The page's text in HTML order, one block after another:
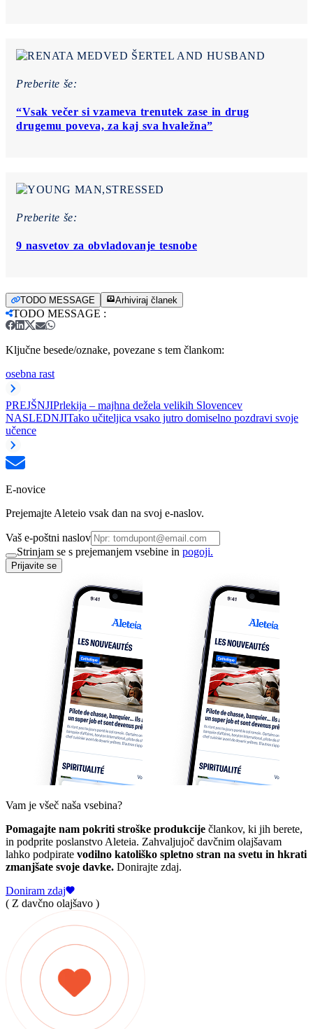
Preberite še:
“Vsak večer si vzameva trenutek zase in drug
drugemu poveva, za kaj sva hvaležna”
Preberite še:
9 nasvetov za obvladovanje tesnobe
TODO MESSAGE Arhiviraj članek
TODO MESSAGE :
Ključne besede/oznake, povezane s tem člankom:
osebna rast
PREJŠNJIPrlekija ‒ majhna dežela velikih Slovencev
NASLEDNJITako učiteljica vsako jutro domiselno pozdravi svoje
učence
E-novice
Prejemajte Aleteio vsak dan na svoj e-naslov.
Vaš e-poštni naslov
Strinjam se s prejemanjem vsebine in pogoji.
Prijavite se
Vam je všeč naša vsebina?
Pomagajte nam pokriti stroške produkcije člankov, ki jih berete,
in podprite poslanstvo Aleteia. Zahvaljujoč davčnim olajšavam
lahko podpirate vodilno katoliško spletno stran na svetu in hkrati
zmanjšate svoje davke. Donirajte zdaj.
Doniram zdaj
( Z davčno olajšavo )